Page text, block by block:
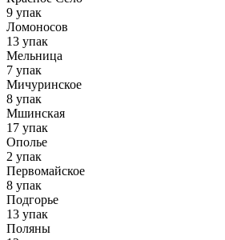
9 упак
Ломоносов
13 упак
Мельница
7 упак
Мичуринское
8 упак
Мшинская
17 упак
Ополье
2 упак
Первомайское
8 упак
Подгорье
13 упак
Поляны